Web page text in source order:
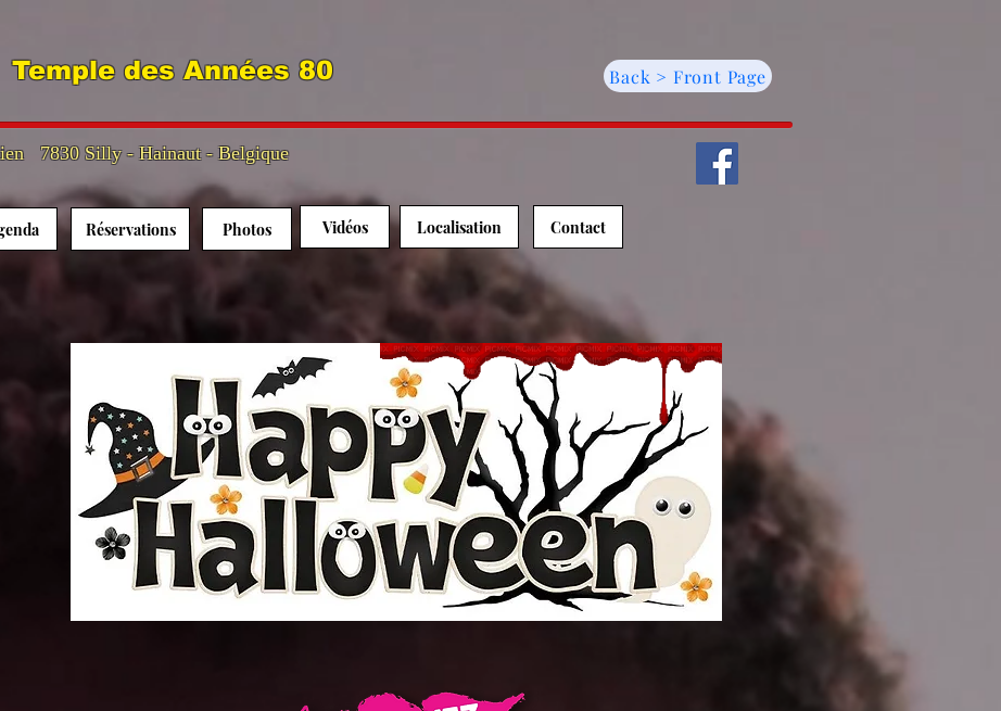
des Années 80 Back > Front Page
7830 Silly - Hainaut - Belgique
Réservations Photos Vidéos Localisation Contact